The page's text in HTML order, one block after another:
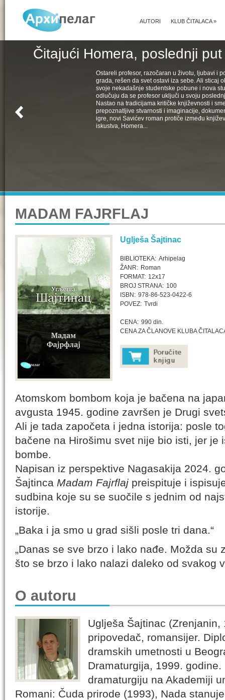
KLUB ČITALACA»
AUTORI
Čitajući Homera, poslednji put
Ostareli profesor, razočaran u životu, ljubavi i
grada, rešen da svet ostavi iza sebe. Ali sticaj
svoje nekadašnje studentske pobune i nova
odlučuju da se profesor uključi u svoju
Nastao na tradicijama kritičke književnosti i
prepoznatljive stvarnosti i imaginacije,
igre, novi Savićev roman protiče između
iskustva, Homera...
MADAM FAJRFLAJ
Uglješa Šajtinac
BIBLIOTEKA: Arhipelag
ŽANR: Roman
FORMAT: 12x17
BROJ STRANA: 100
ISBN: 978-86-523-0422-6
POVEZ: Tvrdi
CENA: 990 din.
CENA ZA ČLANOVE KLUBA
Atomskom bombom koja je bačena na
avgusta 1945. godine završen je Drugi
Ali je tada započeta i jedna istorija: posle
bačene na Hirošimu svet nije bio isti, jer je
bombe.
Napisan iz perspektive Nagasakija 2024.
Šajtinca Madam Fajrflaj preispituje i
sudbina koje su se suočile s jednim od
istorije.
„Baka i ja smo u grad sišli posle tri dana.“
„Danas se sve brzo i lako nađe. Možda su
što se brzo i lako nalazi daleko od svakog
O autoru
Uglješa Šajtinac
pripovedač, romansijer.
dramskih umetnosti u
Dramaturgija, 1999.
dramaturgiju na Akademiji
Romani: Čuda prirode (1993), Nada